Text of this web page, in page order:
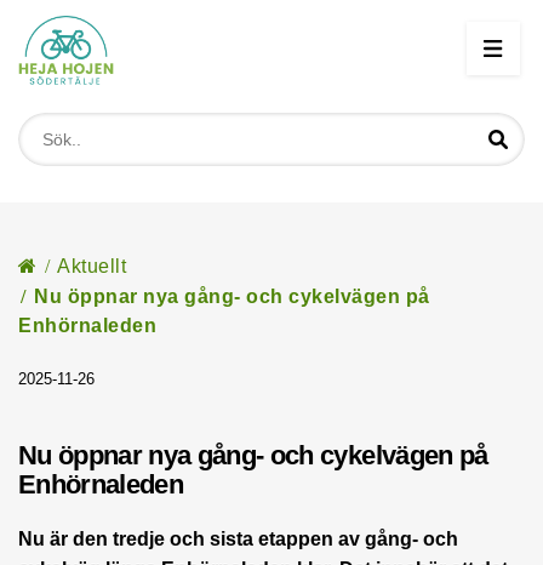
Start
/ Aktuellt
/ Nu öppnar nya gång- och cykelvägen på
Enhörnaleden
2025-11-26
Nu öppnar nya gång- och cykelvägen på
Enhörnaleden
Nu är den tredje och sista etappen av gång- och